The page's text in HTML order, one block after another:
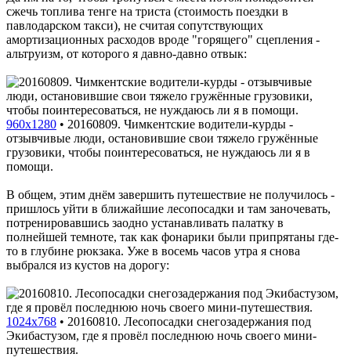
сжечь топлива тенге на триста (стоимость поездки в
павлодарском такси), не считая сопутствующих
амортизационных расходов вроде "горящего" сцепления -
альтруизм, от которого я давно-давно отвык:
960x1280 • 20160809. Чимкентские водители-курды -
отзывчивые люди, остановившие свои тяжело гружённые
грузовики, чтобы поинтересоваться, не нуждаюсь ли я в
помощи.
В общем, этим днём завершить путешествие не получилось -
пришлось уйти в ближайшие лесопосадки и там заночевать,
потренировавшись заодно устанавливать палатку в
полнейшей темноте, так как фонарики были припрятаны где-
то в глубине рюкзака. Уже в восемь часов утра я снова
выбрался из кустов на дорогу:
1024x768 • 20160810. Лесопосадки снегозадержания под
Экибастузом, где я провёл последнюю ночь своего мини-
путешествия.